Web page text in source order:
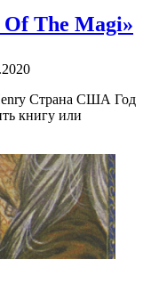
The Magi»
Страна США Год
книгу или